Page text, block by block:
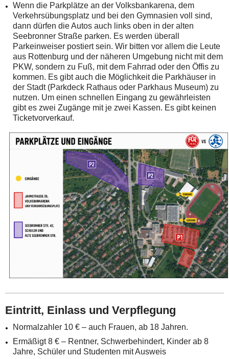
Wenn die Parkplätze an der Volksbankarena, dem
Verkehrsübungsplatz und bei den Gymnasien voll sind,
dann dürfen die Autos auch links oben in der alten
Seebronner Straße parken. Es werden überall
Parkeinweiser postiert sein. Wir bitten vor allem die Leute
aus Rottenburg und der näheren Umgebung nicht mit dem
PKW, sondern zu Fuß, mit dem Fahrrad oder den Öffis zu
kommen. Es gibt auch die Möglichkeit die Parkhäuser in
der Stadt (Parkdeck Rathaus oder Parkhaus Museum) zu
nutzen. Um einen schnellen Eingang zu gewährleisten
gibt es zwei Zugänge mit je zwei Kassen. Es gibt keinen
Ticketvorverkauf.
Eintritt, Einlass und Verpflegung
Normalzahler 10 € – auch Frauen, ab 18 Jahren.
Ermäßigt 8 € – Rentner, Schwerbehindert, Kinder ab 8
Jahre, Schüler und Studenten mit Ausweis